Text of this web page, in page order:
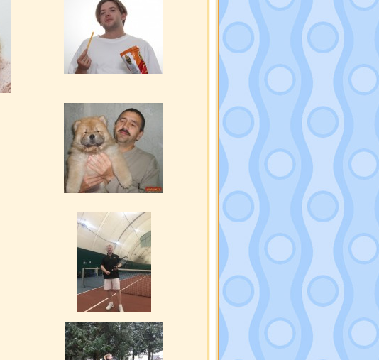
МОРШАНЕЦ [19]
EnergoVIP [24]